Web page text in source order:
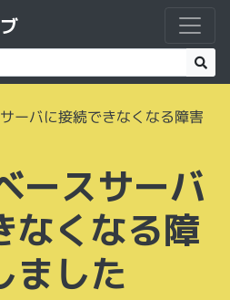
ーバに接続できなくなる障害
ースサーバ
なくなる障
ました